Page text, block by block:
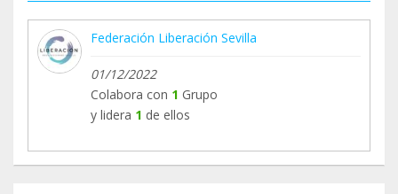
Federación Liberación Sevilla
01/12/2022
Colabora con 1 Grupo
y lidera 1 de ellos